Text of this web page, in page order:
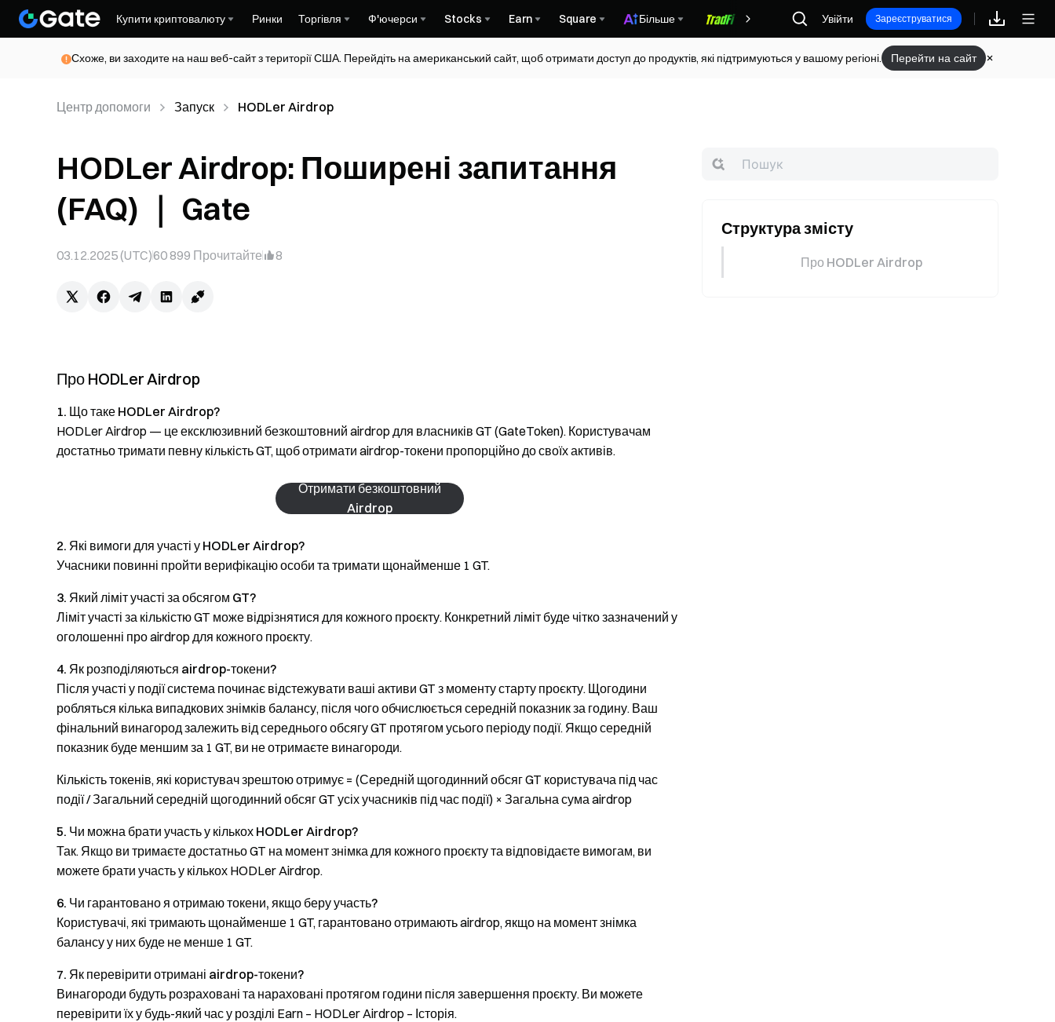
Купити криптовалюту Ринки Торгівля Ф'ючерси Stocks Earn Square Більше Винагороди
Увійти Зареєструватися
Схоже, ви заходите на наш веб-сайт з території США. Перейдіть на американський сайт, щоб отримати доступ до продуктів, які підтримуються у вашому регіоні. Перейти на сайт
Центр допомоги Запуск HODLer Airdrop
HODLer Airdrop: Поширені запитання
(FAQ) ｜ Gate
03.12.2025 (UTC)60 899 Прочитайте 8
Про HODLer Airdrop
1. Що таке HODLer Airdrop?
HODLer Airdrop — це ексклюзивний безкоштовний airdrop для власників GT (GateToken). Користувачам
достатньо тримати певну кількість GT, щоб отримати airdrop-токени пропорційно до своїх активів.
Отримати безкоштовний
Airdrop
2. Які вимоги для участі у HODLer Airdrop?
Учасники повинні пройти верифікацію особи та тримати щонайменше 1 GT.
3. Який ліміт участі за обсягом GT?
Ліміт участі за кількістю GT може відрізнятися для кожного проєкту. Конкретний ліміт буде чітко зазначений у
оголошенні про airdrop для кожного проєкту.
4. Як розподіляються airdrop-токени?
Після участі у події система починає відстежувати ваші активи GT з моменту старту проєкту. Щогодини
робляться кілька випадкових знімків балансу, після чого обчислюється середній показник за годину. Ваш
фінальний винагород залежить від середнього обсягу GT протягом усього періоду події. Якщо середній
показник буде меншим за 1 GT, ви не отримаєте винагороди.
Кількість токенів, які користувач зрештою отримує = (Середній щогодинний обсяг GT користувача під час
події / Загальний середній щогодинний обсяг GT усіх учасників під час події) × Загальна сума airdrop
5. Чи можна брати участь у кількох HODLer Airdrop?
Так. Якщо ви тримаєте достатньо GT на момент знімка для кожного проєкту та відповідаєте вимогам, ви
можете брати участь у кількох HODLer Airdrop.
6. Чи гарантовано я отримаю токени, якщо беру участь?
Користувачі, які тримають щонайменше 1 GT, гарантовано отримають airdrop, якщо на момент знімка
балансу у них буде не менше 1 GT.
7. Як перевірити отримані airdrop-токени?
Винагороди будуть розраховані та нараховані протягом години після завершення проєкту. Ви можете
перевірити їх у будь-який час у розділі Earn – HODLer Airdrop – Історія.
Структура змісту
Про HODLer Airdrop